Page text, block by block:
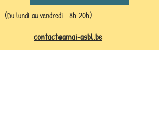
(Du lundi au vendredi : 8h-20h)
contact@amai-asbl.be